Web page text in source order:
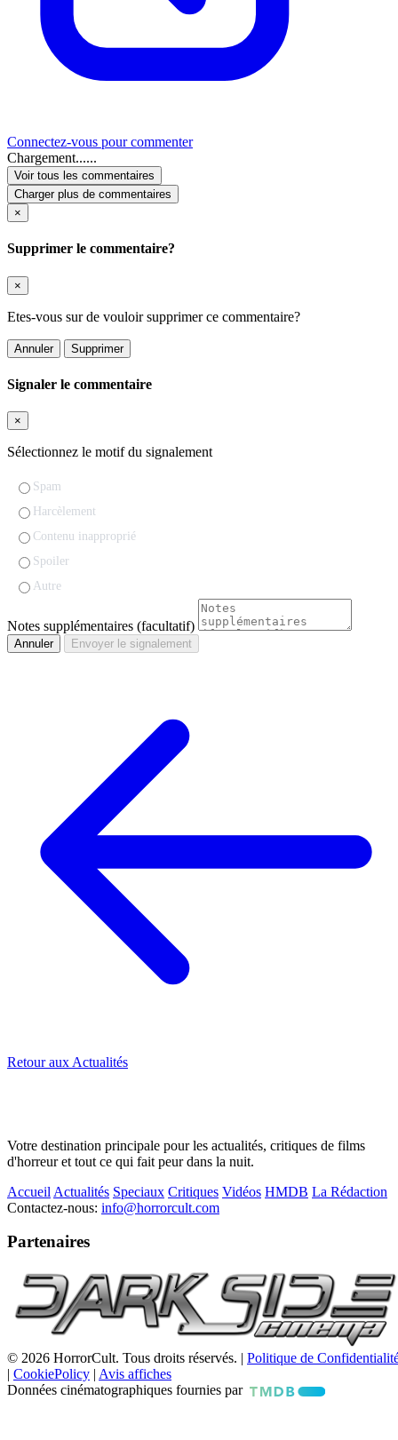
Connectez-vous pour commenter
Chargement......
Voir tous les commentaires
Charger plus de commentaires
×
Supprimer le commentaire?
×
Etes-vous sur de vouloir supprimer ce commentaire?
Annuler Supprimer
Signaler le commentaire
×
Sélectionnez le motif du signalement
Spam
Harcèlement
Contenu inapproprié
Spoiler
Autre
Notes supplémentaires (facultatif)
Annuler Envoyer le signalement
Retour aux Actualités
Votre destination principale pour les actualités, critiques de films
d'horreur et tout ce qui fait peur dans la nuit.
Accueil Actualités Speciaux Critiques Vidéos HMDB La Rédaction
Contactez-nous: info@horrorcult.com
Partenaires
© 2026 HorrorCult. Tous droits réservés. | Politique de
| CookiePolicy | Avis affiches
Données cinématographiques fournies par